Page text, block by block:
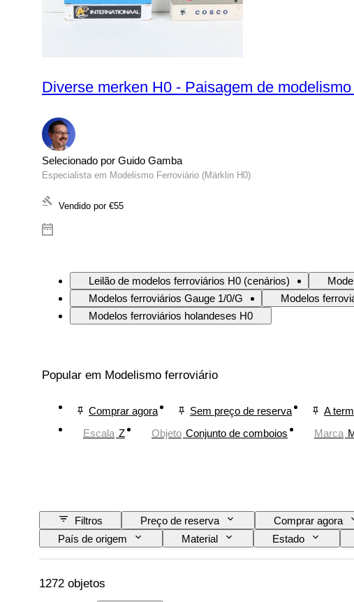
Diverse merken H0 - Paisagem de
Selecionado por Guido Gamba
Especialista em Modelismo Ferroviário (Märklin H0)
Vendido por €55
Leilão de modelos ferroviários H0 (cenários)
Modelos ferroviários Gauge 1/0/G
Modelos
Modelos ferroviários holandeses H0
Popular em Modelismo ferroviário
Comprar agora Sem preço de reserva A
Escala Z Objeto Conjunto de comboios Marca
Filtros Preço de reserva Comprar agora
País de origem
Material Estado
Fonte de alimentação
Empresa ferroviária
1272 objetos